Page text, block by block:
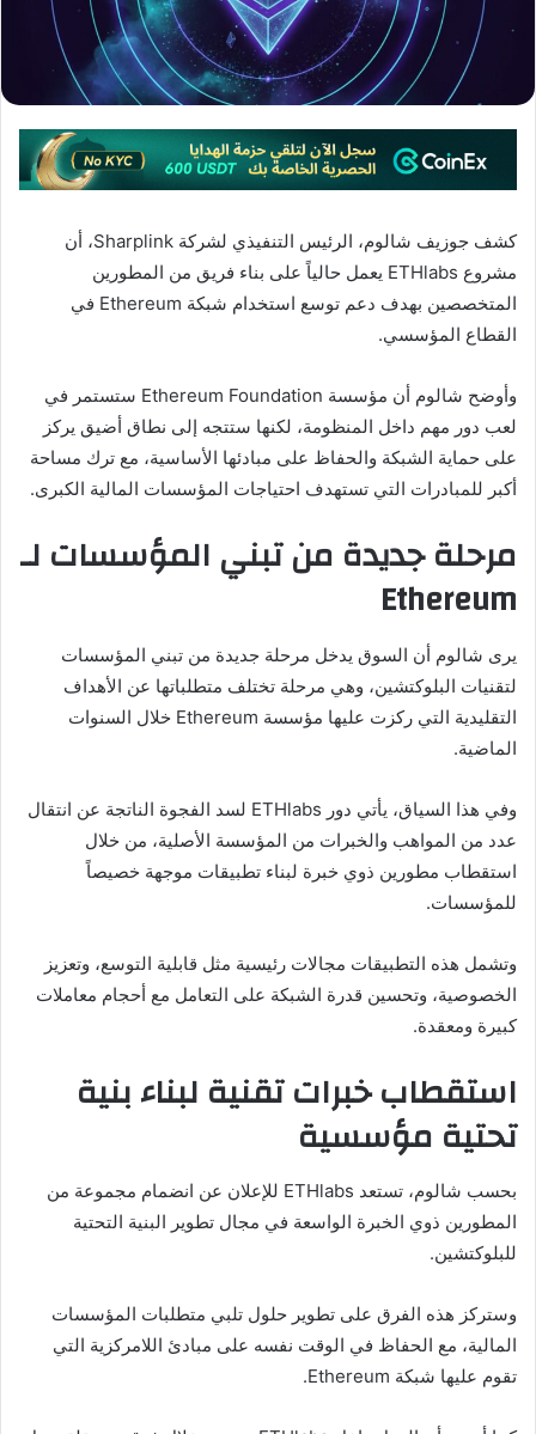
كشف جوزيف شالوم، الرئيس التنفيذي لشركة Sharplink، أن
مشروع ETHlabs يعمل حالياً على بناء فريق من المطورين
المتخصصين بهدف دعم توسع استخدام شبكة Ethereum في
القطاع المؤسسي.
وأوضح شالوم أن مؤسسة Ethereum Foundation ستستمر في
لعب دور مهم داخل المنظومة، لكنها ستتجه إلى نطاق أضيق يركز
على حماية الشبكة والحفاظ على مبادئها الأساسية، مع ترك مساحة
أكبر للمبادرات التي تستهدف احتياجات المؤسسات المالية الكبرى.
مرحلة جديدة من تبني المؤسسات لـ
Ethereum
يرى شالوم أن السوق يدخل مرحلة جديدة من تبني المؤسسات
لتقنيات البلوكتشين، وهي مرحلة تختلف متطلباتها عن الأهداف
التقليدية التي ركزت عليها مؤسسة Ethereum خلال السنوات
الماضية.
وفي هذا السياق، يأتي دور ETHlabs لسد الفجوة الناتجة عن انتقال
عدد من المواهب والخبرات من المؤسسة الأصلية، من خلال
استقطاب مطورين ذوي خبرة لبناء تطبيقات موجهة خصيصاً
للمؤسسات.
وتشمل هذه التطبيقات مجالات رئيسية مثل قابلية التوسع، وتعزيز
الخصوصية، وتحسين قدرة الشبكة على التعامل مع أحجام معاملات
كبيرة ومعقدة.
استقطاب خبرات تقنية لبناء بنية
تحتية مؤسسية
بحسب شالوم، تستعد ETHlabs للإعلان عن انضمام مجموعة من
المطورين ذوي الخبرة الواسعة في مجال تطوير البنية التحتية
للبلوكتشين.
وستركز هذه الفرق على تطوير حلول تلبي متطلبات المؤسسات
المالية، مع الحفاظ في الوقت نفسه على مبادئ اللامركزية التي
تقوم عليها شبكة Ethereum.